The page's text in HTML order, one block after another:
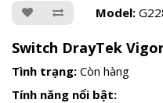
Model:
Switch DrayTek
Tình trạng: Còn hàng
Tính năng nổi bật: